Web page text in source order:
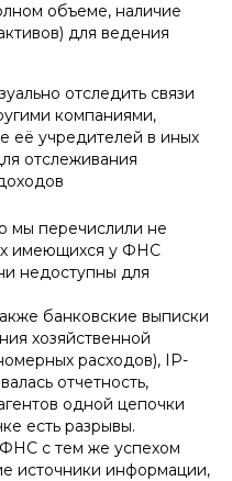
объеме, наличие
для ведения
отследить связи
компаниями,
её учредителей в иных
отслеживания
мы перечислили не
имеющихся у ФНС
недоступны для
банковские выписки
хозяйственной
расходов), IP-
отчетность,
одной цепочки
есть разрывы.
с тем же успехом
источники информации,